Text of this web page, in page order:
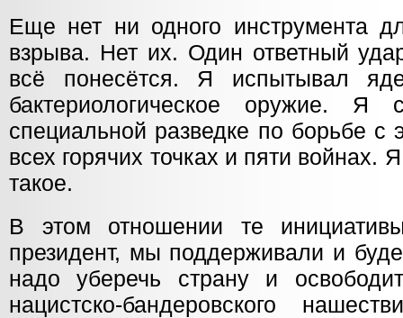
Еще нет ни одного инструмента
взрыва. Нет их. Один ответный
всё понесётся. Я испытывал
бактериологическое оружие.
специальной разведке по борьбе
всех горячих точках и пяти войнах.
такое.
В этом отношении те
президент, мы поддерживали и
надо уберечь страну и
нацистско-бандеровского